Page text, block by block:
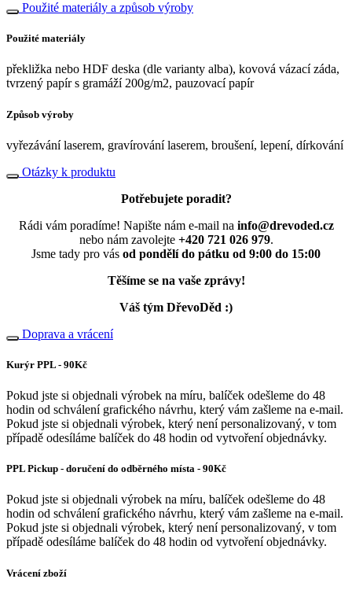
Použité materiály a způsob výroby
Použité materiály
překližka nebo HDF deska (dle varianty alba), kovová vázací záda,
tvrzený papír s gramáží 200g/m2, pauzovací papír
Způsob výroby
vyřezávání laserem, gravírování laserem, broušení, lepení, dírkování
Otázky k produktu
Potřebujete poradit?
Rádi vám poradíme! Napište nám e-mail na info@drevoded.cz
nebo nám zavolejte +420 721 026 979.
Jsme tady pro vás od pondělí do pátku od 9:00 do 15:00
Těšíme se na vaše zprávy!
Váš tým DřevoDěd :)
Doprava a vrácení
Kurýr PPL - 90Kč
Pokud jste si objednali výrobek na míru, balíček odešleme do 48
hodin od schválení grafického návrhu, který vám zašleme na e-mail.
Pokud jste si objednali výrobek, který není personalizovaný, v tom
případě odesíláme balíček do 48 hodin od vytvoření objednávky.
PPL Pickup - doručení do odběrného místa - 90Kč
Pokud jste si objednali výrobek na míru, balíček odešleme do 48
hodin od schválení grafického návrhu, který vám zašleme na e-mail.
Pokud jste si objednali výrobek, který není personalizovaný, v tom
případě odesíláme balíček do 48 hodin od vytvoření objednávky.
Vrácení zboží